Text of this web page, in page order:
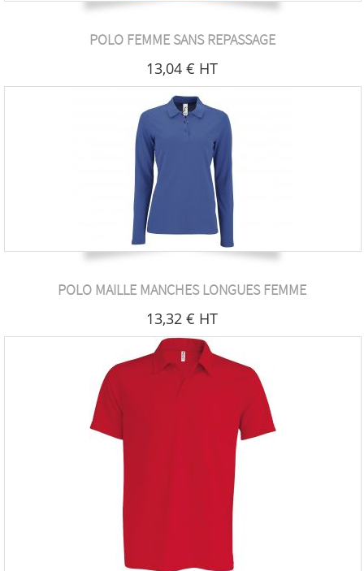
POLO FEMME SANS REPASSAGE
13,04 € HT
POLO MAILLE MANCHES LONGUES FEMME
13,32 € HT